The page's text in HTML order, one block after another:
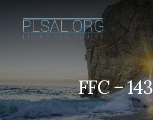
content
FFC – 143